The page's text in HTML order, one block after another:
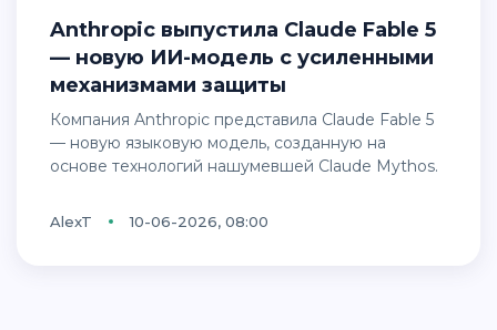
Anthropic выпустила Claude Fable 5
— новую ИИ-модель с усиленными
механизмами защиты
Компания Anthropic представила Claude Fable 5
— новую языковую модель, созданную на
основе технологий нашумевшей Claude Mythos.
AlexT 10-06-2026, 08:00